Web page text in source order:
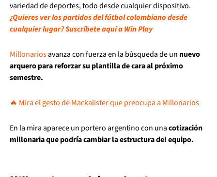
variedad de deportes, todo desde cualquier dispositivo.
¿Quieres ver los partidos del fútbol colombiano desde
cualquier lugar? Suscríbete aquí a Win Play
Millonariosavanza con fuerza en la búsqueda de un nuevo
arquero para reforzar su plantilla de cara al próximo
semestre.
🔥 Mira el gesto de Mackalister que preocupa a Millonarios
En la mira aparece un portero argentino con unacotización
millonaria que podría cambiar la estructura del equipo.